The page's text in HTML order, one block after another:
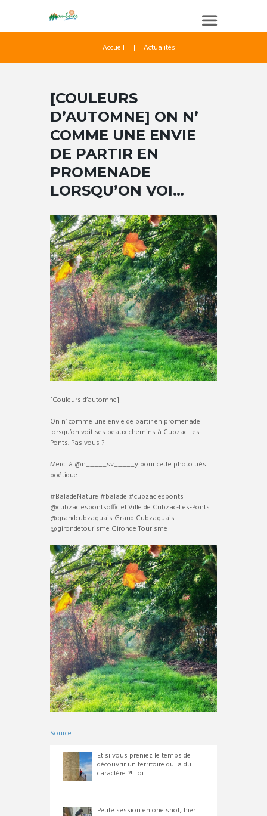
Accueil Actualités
[COULEURS
D’AUTOMNE] ON N’
COMME UNE ENVIE
DE PARTIR EN
PROMENADE
LORSQU’ON VOI…
[Couleurs d’automne]
On n’ comme une envie de partir en promenade
lorsqu’on voit ses beaux chemins à Cubzac Les
Ponts. Pas vous ?
Merci à @n_____sv_____y pour cette photo très
poétique !
#BaladeNature #balade #cubzaclesponts
@cubzaclespontsofficiel Ville de Cubzac-Les-Ponts
@grandcubzaguais Grand Cubzaguais
@girondetourisme Gironde Tourisme
Source
Et si vous preniez le temps de
découvrir un territoire qui a du
caractère ?! Loi...
Petite session en one shot, hier